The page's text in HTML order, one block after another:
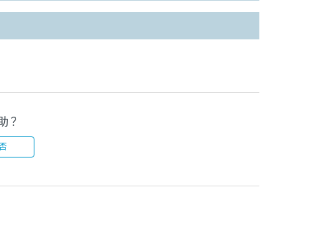
？